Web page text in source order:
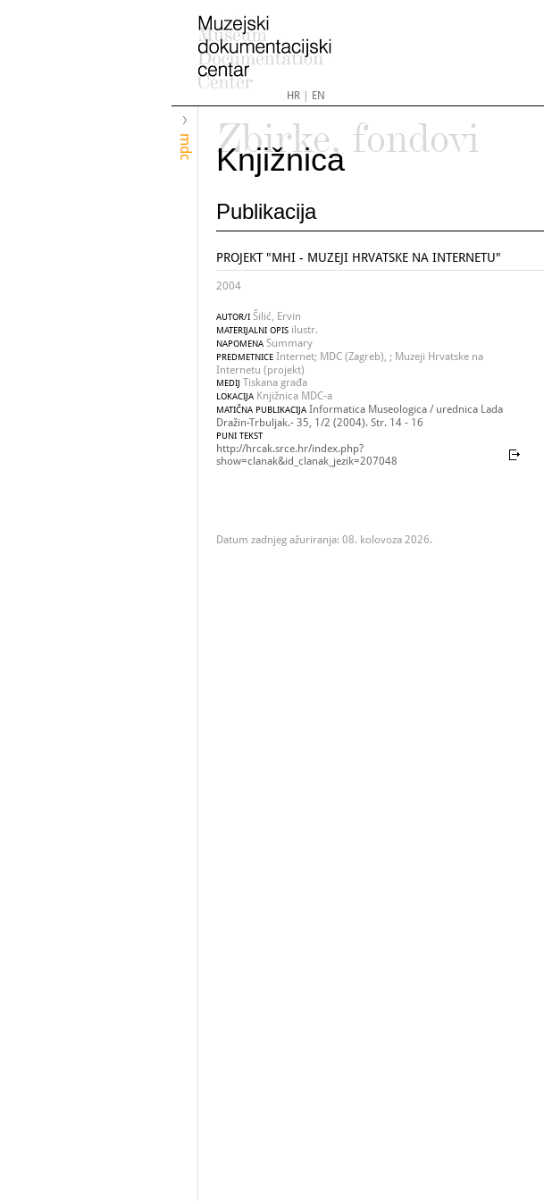
HR| EN
mdc
Zbirke, fondovi
Knjižnica
Publikacija
PROJEKT "MHI - MUZEJI HRVATSKE NA INTERNETU"
2004
AUTOR/I Šilić, Ervin
MATERIJALNI OPIS ilustr.
NAPOMENA Summary
PREDMETNICE Internet; MDC (Zagreb), ; Muzeji Hrvatske na
Internetu (projekt)
MEDIJ Tiskana građa
LOKACIJA Knjižnica MDC-a
MATIČNA PUBLIKACIJA Informatica Museologica / urednica Lada
Dražin-Trbuljak.- 35, 1/2 (2004). Str. 14 - 16
PUNI TEKST
http://hrcak.srce.hr/index.php?
show=clanak&id_clanak_jezik=207048
Datum zadnjeg ažuriranja: 08. kolovoza 2026.